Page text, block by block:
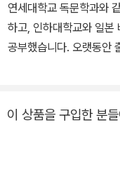
런 보르카를 구원해 주
있는 공원이다.
는 보르카의 이야기를 어
혼해 아이들을 키우면서
으로 아이의 내면 심리
모습을 그대로 옮겨 놓는
센 상 최종 후보에 여러
연세대학교 독문학과와
하고, 인하대학교와 일본
공부했습니다. 오랫동안
두꺼비는 친구』, 『이름
이 상품을 구입한 분